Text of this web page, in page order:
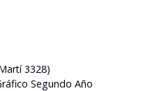
3328)
Segundo Año